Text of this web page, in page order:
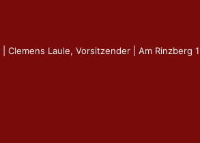
Clemens Laule, Vorsitzender | Am Rinzberg